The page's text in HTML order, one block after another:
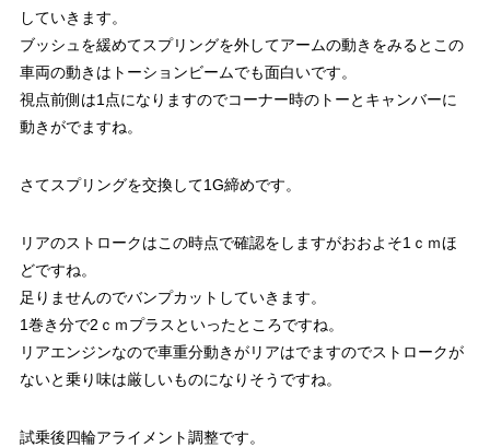
していきます。
ブッシュを緩めてスプリングを外してアームの動きをみるとこの
車両の動きはトーションビームでも面白いです。
視点前側は1点になりますのでコーナー時のトーとキャンバーに
動きがでますね。
さてスプリングを交換して1G締めです。
リアのストロークはこの時点で確認をしますがおおよそ1ｃｍほ
どですね。
足りませんのでバンプカットしていきます。
1巻き分で2ｃｍプラスといったところですね。
リアエンジンなので車重分動きがリアはでますのでストロークが
ないと乗り味は厳しいものになりそうですね。
試乗後四輪アライメント調整です。